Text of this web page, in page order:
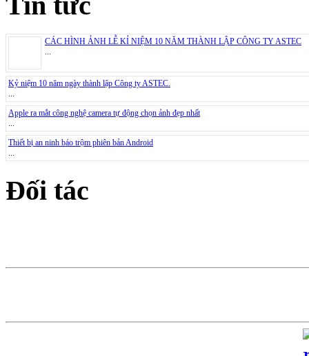
CÁC HÌNH ẢNH LỄ KỈ NIỆM 10 NĂM THÀNH LẬP CÔNG TY ASTEC
...
Kỷ niệm 10 năm ngày thành lập Công ty ASTEC.
...
Apple ra mắt công nghệ camera tự động chọn ảnh đẹp nhất
...
Thiết bị an ninh báo trộm phiên bản Android
...
Đối tác